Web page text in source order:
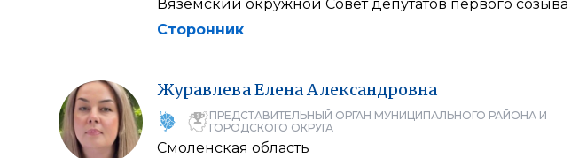
Вяземский окружной Совет депутатов первого созыва
Сторонник
ЖуравлеваЕленаАлександровна
ПРЕДСТАВИТЕЛЬНЫЙ ОРГАН МУНИЦИПАЛЬНОГО РАЙОНА И
ГОРОДСКОГО ОКРУГА
Смоленская область